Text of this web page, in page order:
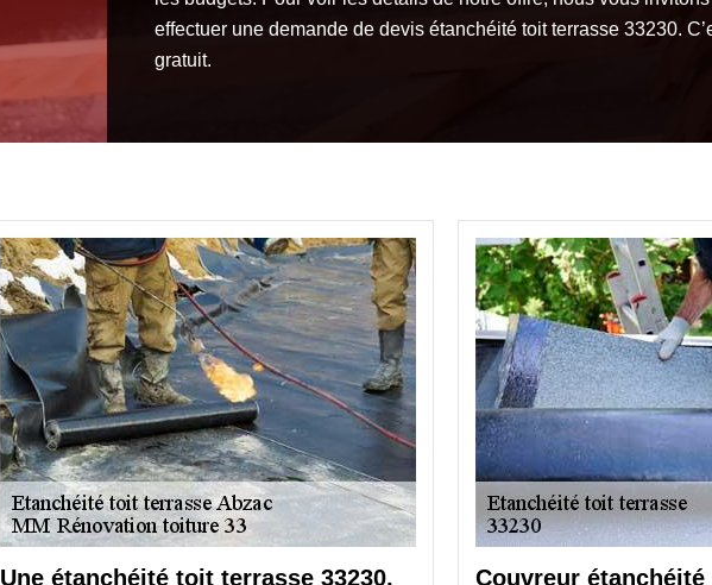
effectuer une demande de devis étanchéité toit terrasse 33230.
gratuit.
Une étanchéité toit terrasse 33230,
Couvreur